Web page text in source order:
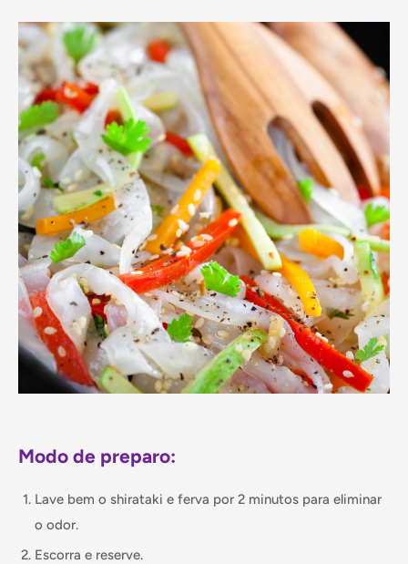
Modo de preparo:
Lave bem o shirataki e ferva por 2 minutos para eliminar
o odor.
Escorra e reserve.